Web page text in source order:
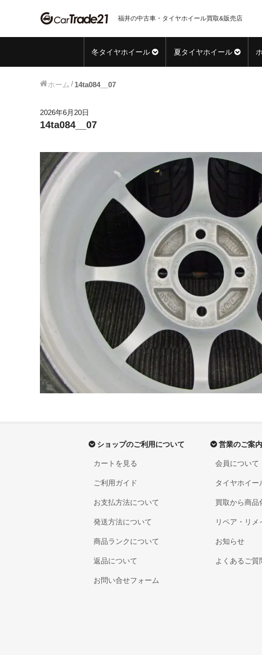
福井の中古車・タイヤホイール買取&販売店
冬タイヤホイール 夏タイヤホイール
ホーム 14ta084__07
2026年6月20日
14ta084__07
ショップのご利用について
カートを見る
ご利用ガイド
お支払方法について
発送方法について
商品ランクについて
返品について
お問い合せフォーム
営業のご案内
会員について
タイヤホイー
買取から商品
リペア・リ
お知らせ
よくあるご質